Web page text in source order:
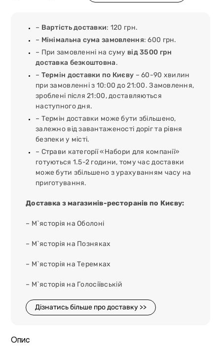
– Вартість доставки: 120 грн.
– Мінімальна сума замовлення: 600 грн.
– При замовленні на суму від 3500 грн
доставка безкоштовна.
– Термін доставки по Києву – 60-90 хвилин
при замовленні з 10:00 до 21:00. Замовлення,
зроблені після 21:00, доставляються
наступного дня.
– Термін доставки може бути збільшено,
залежно від завантаженості доріг та рівня
безпеки у місті.
– Страви категорії «Набори для компанії»
готуються 1.5-2 години, тому час доставки
може бути збільшено з урахуванням часу на
приготування.
Доставка з магазинів-ресторанів по Києву:
– М`ясторія на Оболоні
– М`ясторія на Позняках
– М`ясторія на Теремках
– М`ясторія на Голосіївській
Дізнатись більше про доставку >>
Опис